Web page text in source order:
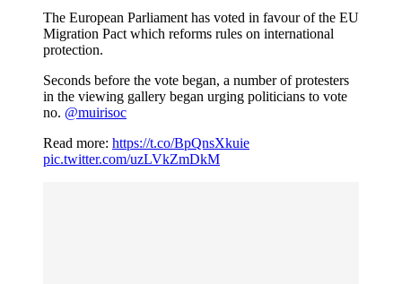
The European Parliament has voted in favour of the EU
Migration Pact which reforms rules on international
protection.
Seconds before the vote began, a number of protesters
in the viewing gallery began urging politicians to vote
no. @muirisoc
Read more: https://t.co/BpQnsXkuie
pic.twitter.com/uzLVkZmDkM